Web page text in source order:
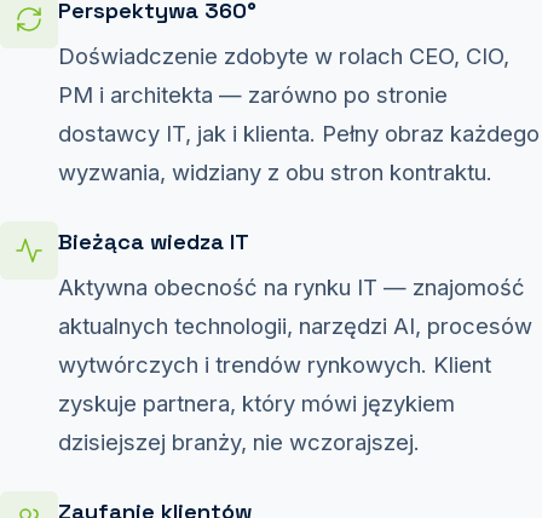
Perspektywa 360°
Doświadczenie zdobyte w rolach CEO, CIO,
PM i architekta — zarówno po stronie
dostawcy IT, jak i klienta. Pełny obraz każdego
wyzwania, widziany z obu stron kontraktu.
Bieżąca wiedza IT
Aktywna obecność na rynku IT — znajomość
aktualnych technologii, narzędzi AI, procesów
wytwórczych i trendów rynkowych. Klient
zyskuje partnera, który mówi językiem
dzisiejszej branży, nie wczorajszej.
Zaufanie klientów